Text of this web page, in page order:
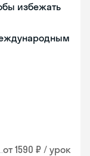
избежать
от 1590 ₽ / урок